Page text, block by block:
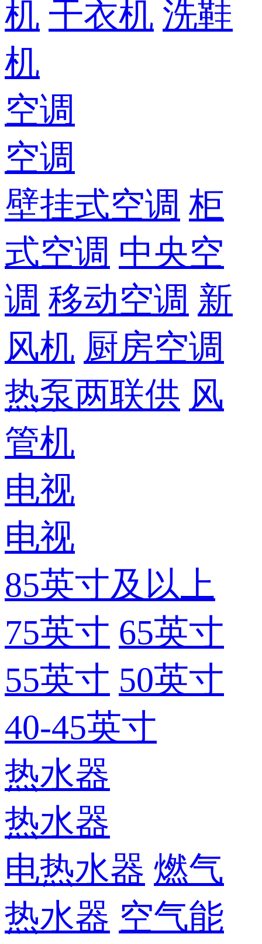
机 干衣机 洗鞋
机
空调
空调
壁挂式空调 柜
式空调 中央空
调 移动空调 新
风机 厨房空调
热泵两联供 风
管机
电视
电视
85英寸及以上
75英寸 65英寸
55英寸 50英寸
40-45英寸
热水器
热水器
电热水器 燃气
热水器 空气能